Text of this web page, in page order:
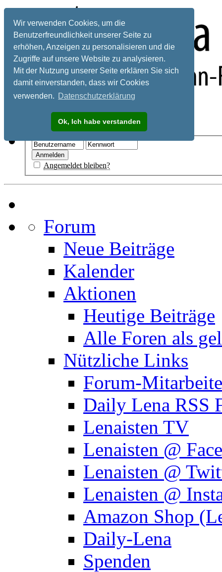
Wir verwenden Cookies, um die
Benutzerfreundlichkeit unserer Seite zu
erhöhen, Anzeigen zu personalisieren und die
Zugriffe auf unsere Website zu analysieren.
Mit der Nutzung unserer Seite erklären Sie sich
damit einverstanden, dass wir Cookies
verwenden. Datenschutzerklärung
Ok, Ich habe verstanden
Registrieren
Angemeldet bleiben?
Forum
Neue Beiträge
Kalender
Aktionen
Heutige Beiträge
Alle Foren als
Nützliche Links
Forum-
Daily Lena RSS
Lenaisten TV
Lenaisten @
Lenaisten @
Lenaisten @
Amazon Shop
Daily-Lena
Spenden